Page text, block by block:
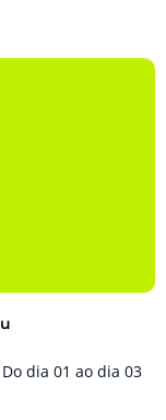
dia 01 ao dia 03